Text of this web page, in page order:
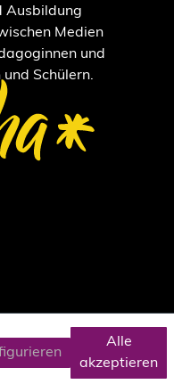
Ausbildung
Medien
und
Schülern.
Alle
akzeptieren